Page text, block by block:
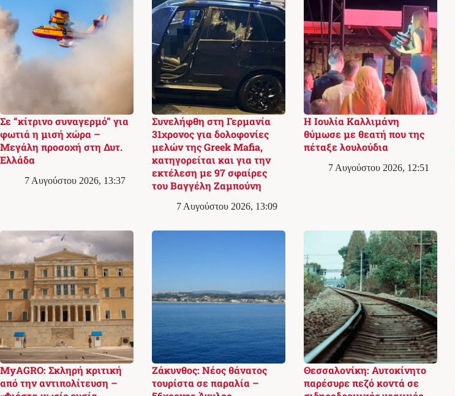
Σε “κίτρινο συναγερμό” για
φωτιά η μισή χώρα –
Μεγάλη προσοχή στη Δυτ.
Ελλάδα
7 Αυγούστου 2026, 13:37
Συνελήφθη στη Γερμανία
31χρονος για δολοφονίες
μελών της Greek Mafia,
κατηγορείται και για την
εκτέλεση με 97 σφαίρες
του Βαγγέλη Ζαμπούνη
7 Αυγούστου 2026, 13:09
Η Ιουλία Καλλιμάνη
θύμωσε με θεατή που της
πέταξε λουλούδια
7 Αυγούστου 2026, 12:51
MyAGRO: Σκληρή κριτική
από την αντιπολίτευση –
Ζάκυνθος: Νέος θάνατος
τουρίστα σε παραλία –
Θεσσαλονίκη: Αυτοκίνητο
παρέσυρε πεζό κοντά σε